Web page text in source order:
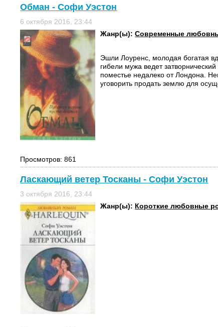
Обман - Софи Уэстон
6 октября 2016, 23:44
Жанр(ы):Современные
Эшли Лоуренс, молодая богатая
гибели мужа ведет
поместье недалеко от Лондона.
уговорить продать землю для
Просмотров: 861
Ласкающий ветер Тосканы - Софи Уэстон
3 октября 2016, 23:44
Жанр(ы): Короткие любовные